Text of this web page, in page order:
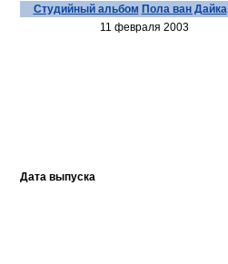
Студийный альбом Пола ван Дайка
Дата выпуска
11 февраля 2003